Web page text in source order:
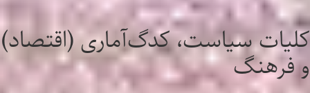
کلیات سیاست، کدگ‌آماری (اقتصاد)
و فرهنگ